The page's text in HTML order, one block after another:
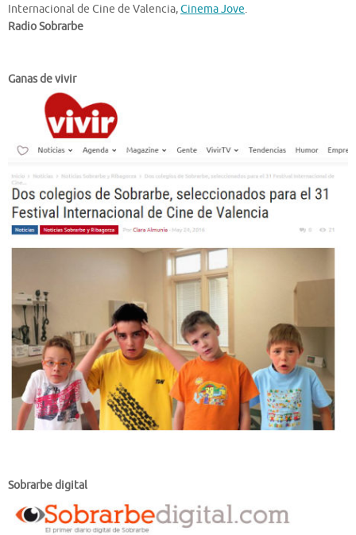
Internacional de Cine de Valencia,Cinema Jove.
Radio Sobrarbe
Ganas de vivir
Sobrarbe digital